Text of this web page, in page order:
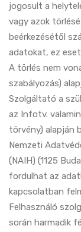
jogosult a
vagy azok
beérkezésétől
adatokat, ez
A törlés nem
szabályozás)
Szolgáltató a
az Infotv.
törvény) alapján
Nemzeti
(NAIH) (1125
fordulhat az
kapcsolatban
Felhasználó
során harmadik